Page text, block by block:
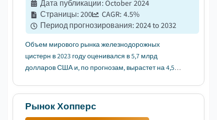
Дата публикации:October 2024
Страницы:200 CAGR: 4.5%
Период прогнозирования:2024 to 2032
Объем мирового рынка железнодорожных
цистерн в 2023 году оценивался в 5,7 млрд
долларов США и, по прогнозам, вырастет на 4,5% в
Рынок Хопперс